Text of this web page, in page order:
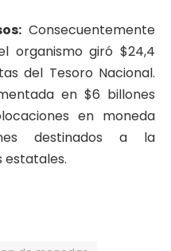
Consecuentemente
organismo giró $24,4
del Tesoro Nacional.
en $6 billones
en moneda
destinados a la
estatales.